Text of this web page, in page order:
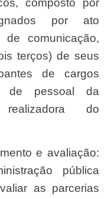
composto por
por ato
comunicação,
terços) de seus
de cargos
de pessoal da
realizadora do
pública
as parcerias